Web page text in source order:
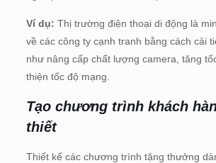
Ví dụ: Thị trường điện thoại di động là
về các công ty cạnh tranh bằng cách cải
như nâng cấp chất lượng camera, tăng
thiện tốc độ mạng.
Tạo chương trình khách
thiết
Thiết kế các chương trình tặng thưởng